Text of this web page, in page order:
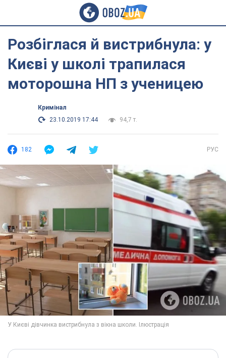
Розбіглася й вистрибнула: у
Києві у школі трапилася
моторошна НП з ученицею
Кримінал
23.10.2019 17:44
94,7 т.
182 РУС